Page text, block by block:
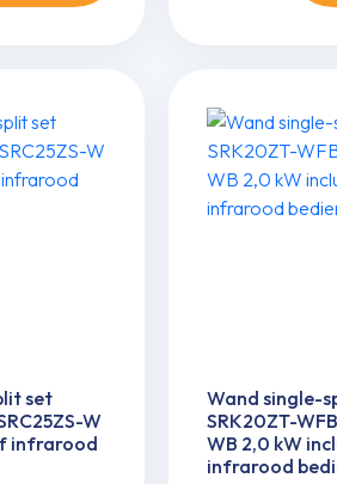
6,3
kW
inclusief
infrarood
set
W
infrarood
Wand single-
SRK20ZT-
WB 2,0 kW
infrarood